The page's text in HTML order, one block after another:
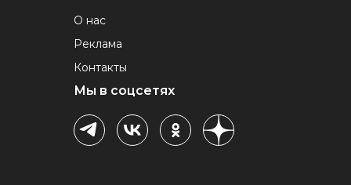
О нас
Реклама
Контакты
Мы в соцсетях